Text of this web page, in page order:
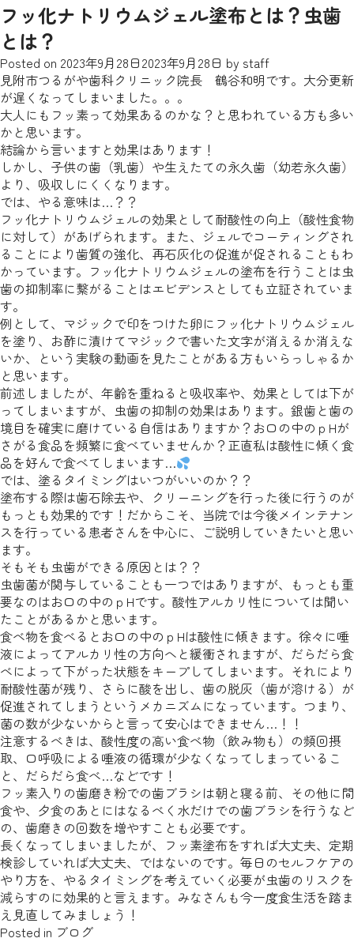
フッ化ナトリウムジェル塗布とは？虫歯
とは？
Posted on 2023年9月28日2023年9月28日 by staff
見附市つるがや歯科クリニック院長 鶴谷和明です。大分更新
が遅くなってしまいました。。。
大人にもフッ素って効果あるのかな？と思われている方も多い
かと思います。
結論から言いますと効果はあります！
しかし、子供の歯（乳歯）や生えたての永久歯（幼若永久歯）
より、吸収しにくくなります。
では、やる意味は…？？
フッ化ナトリウムジェルの効果として耐酸性の向上（酸性食物
に対して）があげられます。また、ジェルでコーティングされ
ることにより歯質の強化、再石灰化の促進が促されることもわ
かっています。フッ化ナトリウムジェルの塗布を行うことは虫
歯の抑制率に繋がることはエビデンスとしても立証されていま
す。
例として、マジックで印をつけた卵にフッ化ナトリウムジェル
を塗り、お酢に漬けてマジックで書いた文字が消えるか消えな
いか、という実験の動画を見たことがある方もいらっしゃるか
と思います。
前述しましたが、年齢を重ねると吸収率や、効果としては下が
ってしまいますが、虫歯の抑制の効果はあります。銀歯と歯の
境目を確実に磨けている自信はありますか？お口の中のｐHが
さがる食品を頻繁に食べていませんか？正直私は酸性に傾く食
品を好んで食べてしまいます…
では、塗るタイミングはいつがいいのか？？
塗布する際は歯石除去や、クリーニングを行った後に行うのが
もっとも効果的です！だからこそ、当院では今後メインテナン
スを行っている患者さんを中心に、ご説明していきたいと思い
ます。
そもそも虫歯ができる原因とは？？
虫歯菌が関与していることも一つではありますが、もっとも重
要なのはお口の中のｐHです。酸性アルカリ性については聞い
たことがあるかと思います。
食べ物を食べるとお口の中のｐHは酸性に傾きます。徐々に唾
液によってアルカリ性の方向へと緩衝されますが、だらだら食
べによって下がった状態をキープしてしまいます。それにより
耐酸性菌が残り、さらに酸を出し、歯の脱灰（歯が溶ける）が
促進されてしまうというメカニズムになっています。つまり、
菌の数が少ないからと言って安心はできません…！！
注意するべきは、酸性度の高い食べ物（飲み物も）の頻回摂
取、口呼吸による唾液の循環が少なくなってしまっているこ
と、だらだら食べ…などです！
フッ素入りの歯磨き粉での歯ブラシは朝と寝る前、その他に間
食や、夕食のあとにはなるべく水だけでの歯ブラシを行うなど
の、歯磨きの回数を増やすことも必要です。
長くなってしまいましたが、フッ素塗布をすれば大丈夫、定期
検診していれば大丈夫、ではないのです。毎日のセルフケアの
やり方を、やるタイミングを考えていく必要が虫歯のリスクを
減らすのに効果的と言えます。みなさんも今一度食生活を踏ま
え見直してみましょう！
Posted in ブログ